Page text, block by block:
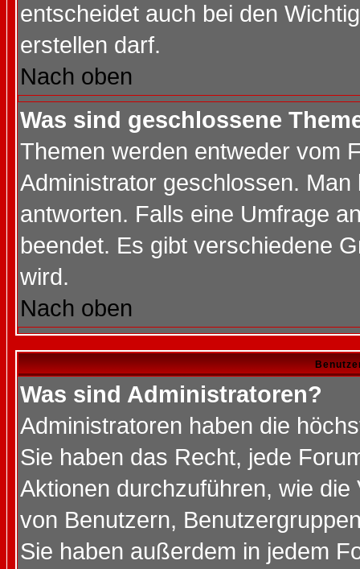
entscheidet auch bei den
erstellen darf.
Nach oben
Was sind geschlossene
Themen werden entweder vom
Administrator geschlossen.
antworten. Falls eine Umfrage
beendet. Es gibt verschiedene
wird.
Nach oben
Was sind Administratoren?
Administratoren haben die
Sie haben das Recht, jede
Aktionen durchzuführen, wie
von Benutzern,
Sie haben außerdem in jedem